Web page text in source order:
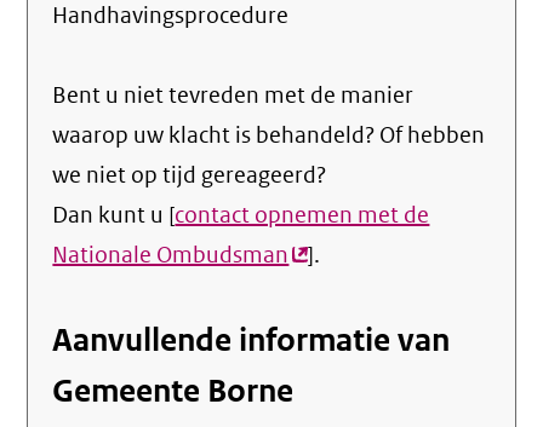
Handhavingsprocedure
Bent u niet tevreden met de manier
waarop uw klacht is behandeld? Of hebben
we niet op tijd gereageerd?
Dan kunt u [contact opnemen met de
Nationale Ombudsman(externe
].
Aanvullende informatie van
Gemeente Borne